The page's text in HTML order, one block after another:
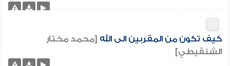
كيف تكون من المقربين الى الله [محمد مختار
الشنقيطي]